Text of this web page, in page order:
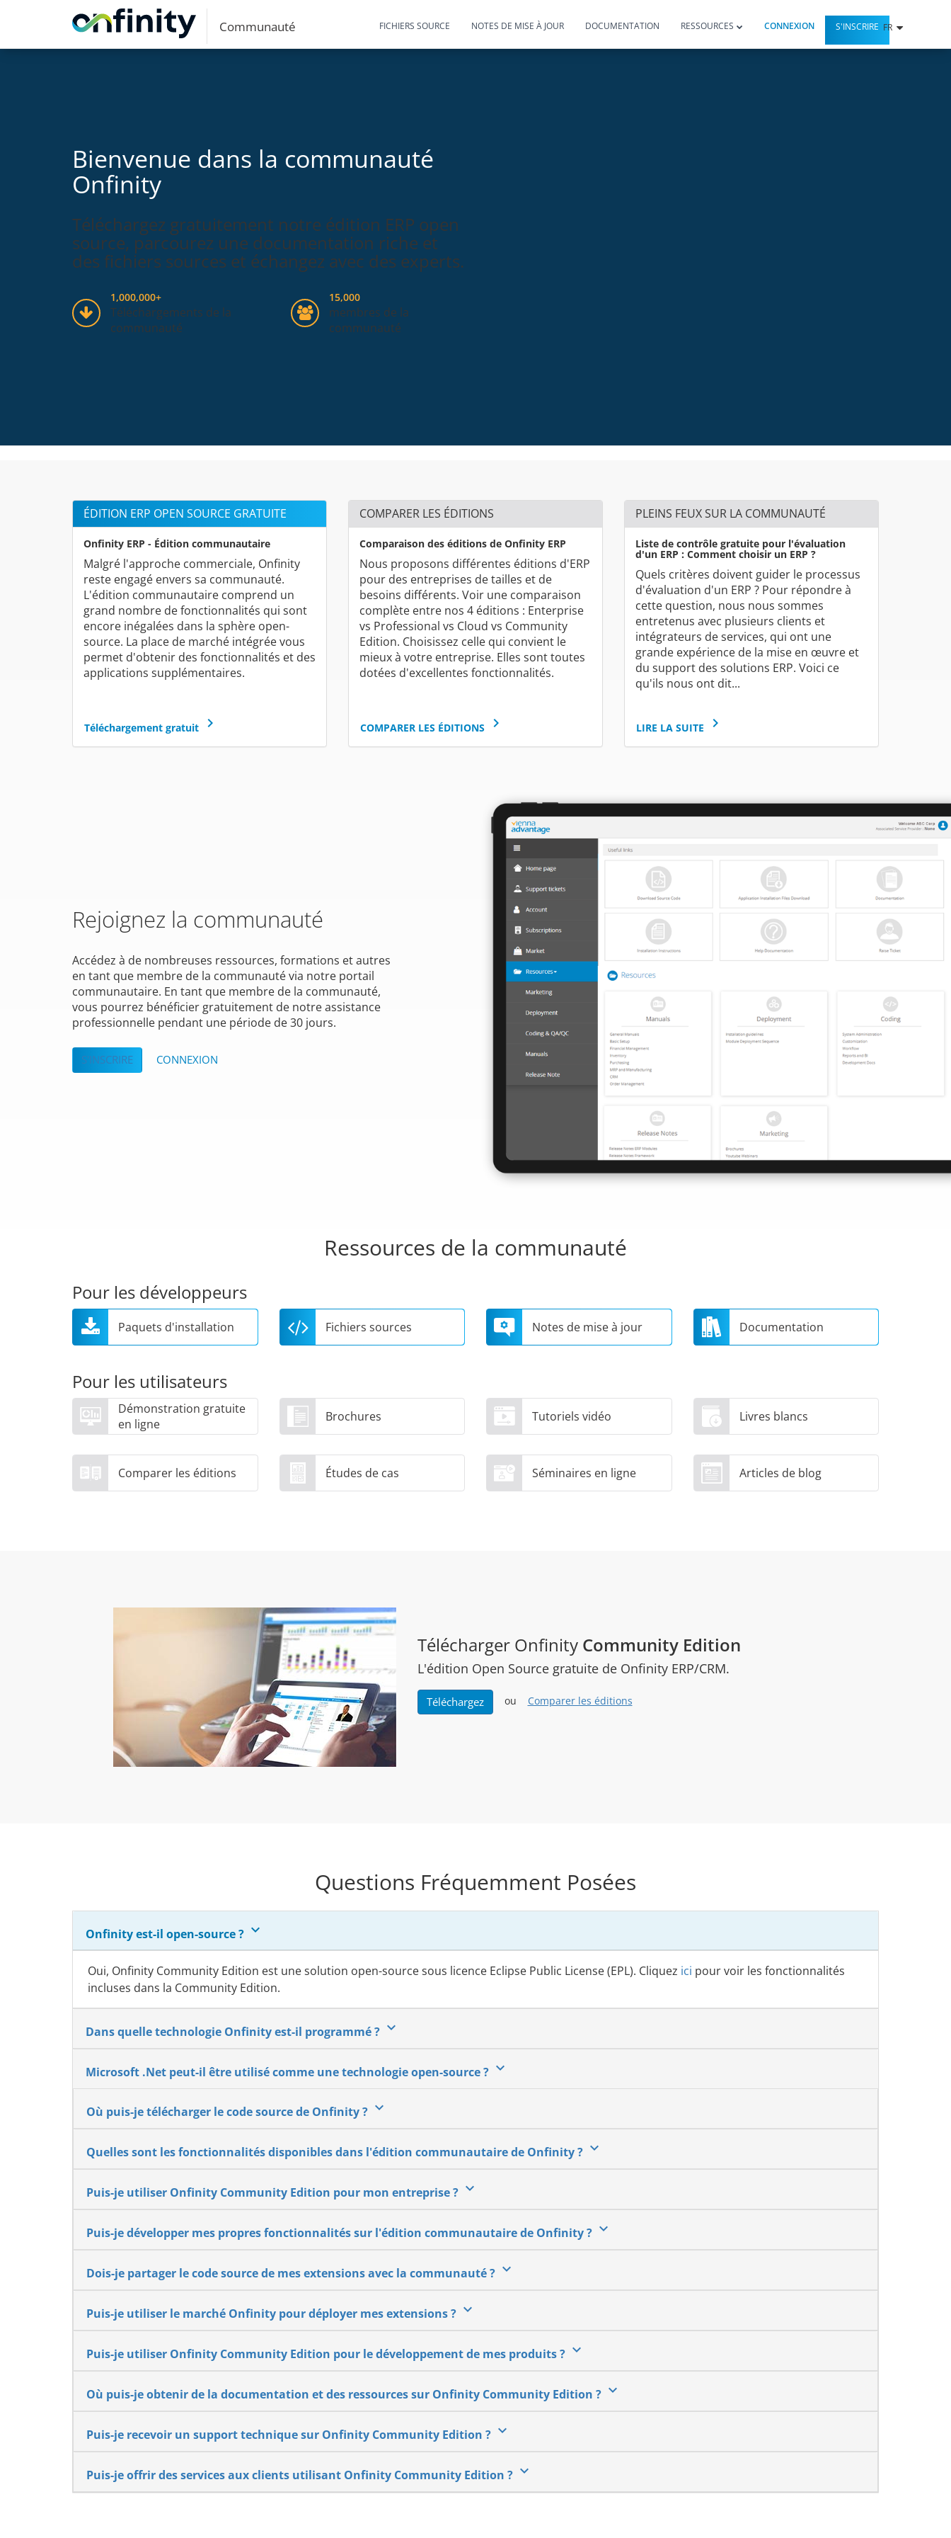
Communauté FICHIERS SOURCE NOTES DE MISE À JOUR DOCUMENTATION RESSOURCES CONNEXION S'INSCRIRE FR
Bienvenue dans la communauté
Onfinity
Téléchargez gratuitement notre édition ERP open
source, parcourez une documentation riche et
des fichiers sources et échangez avec des experts.
1,000,000+
Téléchargements de la
communauté
15,000
membres de la
communauté
ÉDITION ERP OPEN SOURCE GRATUITE
Onfinity ERP - Édition communautaire
Malgré l'approche commerciale, Onfinity
reste engagé envers sa communauté.
L'édition communautaire comprend un
grand nombre de fonctionnalités qui sont
encore inégalées dans la sphère open-
source. La place de marché intégrée vous
permet d'obtenir des fonctionnalités et des
applications supplémentaires.
Téléchargement gratuit keyboard_arrow_right
COMPARER LES ÉDITIONS
Comparaison des éditions de Onfinity ERP
Nous proposons différentes éditions d'ERP
pour des entreprises de tailles et de
besoins différents. Voir une comparaison
complète entre nos 4 éditions : Enterprise
vs Professional vs Cloud vs Community
Edition. Choisissez celle qui convient le
mieux à votre entreprise. Elles sont toutes
dotées d'excellentes fonctionnalités.
COMPARER LES ÉDITIONS keyboard_arrow_right
PLEINS FEUX SUR LA COMMUNAUTÉ
Liste de contrôle gratuite pour l'évaluation
d'un ERP : Comment choisir un ERP ?
Quels critères doivent guider le processus
d'évaluation d'un ERP ? Pour répondre à
cette question, nous nous sommes
entretenus avec plusieurs clients et
intégrateurs de services, qui ont une
grande expérience de la mise en œuvre et
du support des solutions ERP. Voici ce
qu'ils nous ont dit...
LIRE LA SUITE keyboard_arrow_right
Rejoignez la communauté
Accédez à de nombreuses ressources, formations et autres
en tant que membre de la communauté via notre portail
communautaire. En tant que membre de la communauté,
vous pourrez bénéficier gratuitement de notre assistance
professionnelle pendant une période de 30 jours.
S'INSCRIRE CONNEXION
Ressources de la communauté
Pour les développeurs
Paquets d'installation Fichiers sources Notes de mise à jour Documentation
Pour les utilisateurs
Démonstration gratuite
en ligne
Brochures Tutoriels vidéo Livres blancs
Comparer les éditions Études de cas Séminaires en ligne Articles de blog
Télécharger Onfinity Community Edition
L'édition Open Source gratuite de Onfinity ERP/CRM.
Téléchargez ou Comparer les éditions
Questions Fréquemment Posées
Onfinity est-il open-source ? keyboard_arrow_down
Oui, Onfinity Community Edition est une solution open-source sous licence Eclipse Public License (EPL). Cliquez ici pour voir les fonctionnalités
incluses dans la Community Edition.
Dans quelle technologie Onfinity est-il programmé ? keyboard_arrow_down
Microsoft .Net peut-il être utilisé comme une technologie open-source ? keyboard_arrow_down
Où puis-je télécharger le code source de Onfinity ? keyboard_arrow_down
Quelles sont les fonctionnalités disponibles dans l'édition communautaire de Onfinity ? keyboard_arrow_down
Puis-je utiliser Onfinity Community Edition pour mon entreprise ? keyboard_arrow_down
Puis-je développer mes propres fonctionnalités sur l'édition communautaire de Onfinity ? keyboard_arrow_down
Dois-je partager le code source de mes extensions avec la communauté ? keyboard_arrow_down
Puis-je utiliser le marché Onfinity pour déployer mes extensions ? keyboard_arrow_down
Puis-je utiliser Onfinity Community Edition pour le développement de mes produits ? keyboard_arrow_down
Où puis-je obtenir de la documentation et des ressources sur Onfinity Community Edition ? keyboard_arrow_down
Puis-je recevoir un support technique sur Onfinity Community Edition ? keyboard_arrow_down
Puis-je offrir des services aux clients utilisant Onfinity Community Edition ? keyboard_arrow_down